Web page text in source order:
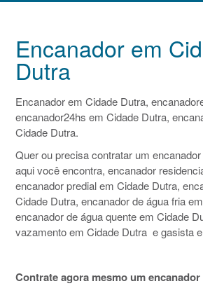
Encanador em
Dutra
Encanador em Cidade Dutra,
encanador24hs em Cidade Dutra,
Cidade Dutra.
Quer ou precisa contratar um
aqui você encontra, encanador
encanador predial em Cidade Dutra,
Cidade Dutra, encanador de água fria
encanador de água quente em Cidade
vazamento em Cidade Dutra e gasista
Contrate agora mesmo um